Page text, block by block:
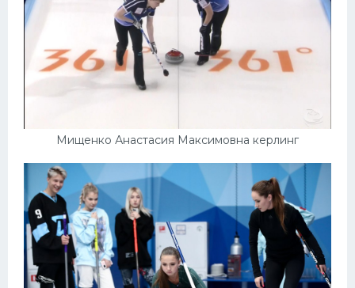
Мищенко Анастасия Максимовна керлинг